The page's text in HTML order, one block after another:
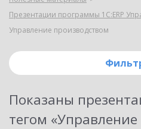
Презентации программы 1С:ERP
Управление производством
Показаны
тегом